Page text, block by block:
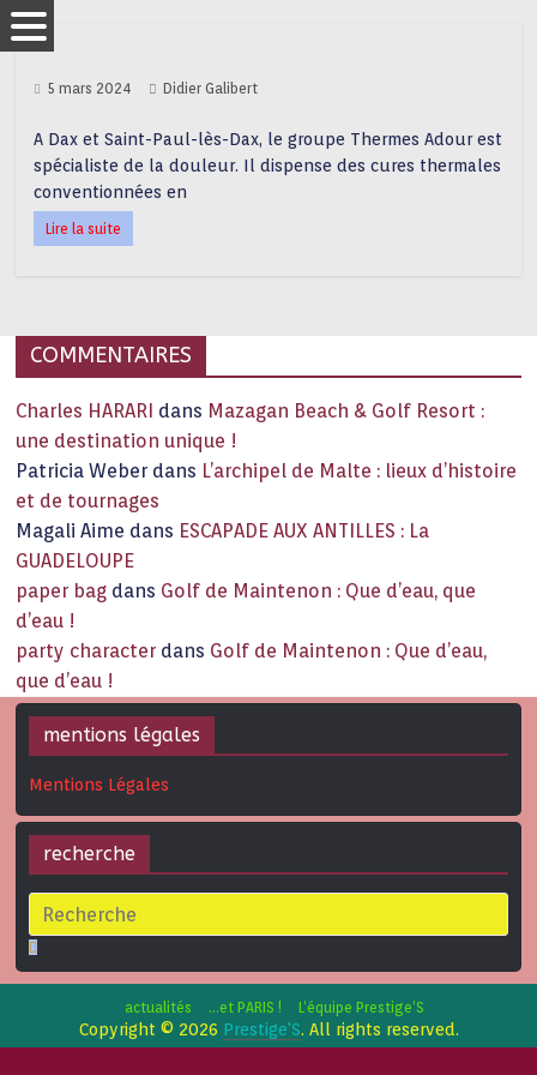
5 mars 2024 Didier Galibert
A Dax et Saint-Paul-lès-Dax, le groupe Thermes Adour est
spécialiste de la douleur. Il dispense des cures thermales
conventionnées en
Lire la suite
COMMENTAIRES
Charles HARARI dans Mazagan Beach & Golf Resort :
une destination unique !
Patricia Weber dans L’archipel de Malte : lieux d’histoire
et de tournages
Magali Aime dans ESCAPADE AUX ANTILLES : La
GUADELOUPE
paper bag dans Golf de Maintenon : Que d’eau, que
d’eau !
party character dans Golf de Maintenon : Que d’eau,
que d’eau !
mentions légales
Mentions Légales
recherche
actualités …et PARIS ! L’équipe Prestige’S
Copyright © 2026 Prestige'S. All rights reserved.